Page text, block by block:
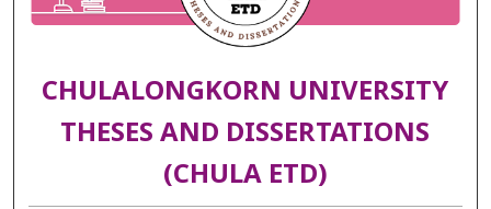
CHULALONGKORN UNIVERSITY
THESES AND DISSERTATIONS
(CHULA ETD)